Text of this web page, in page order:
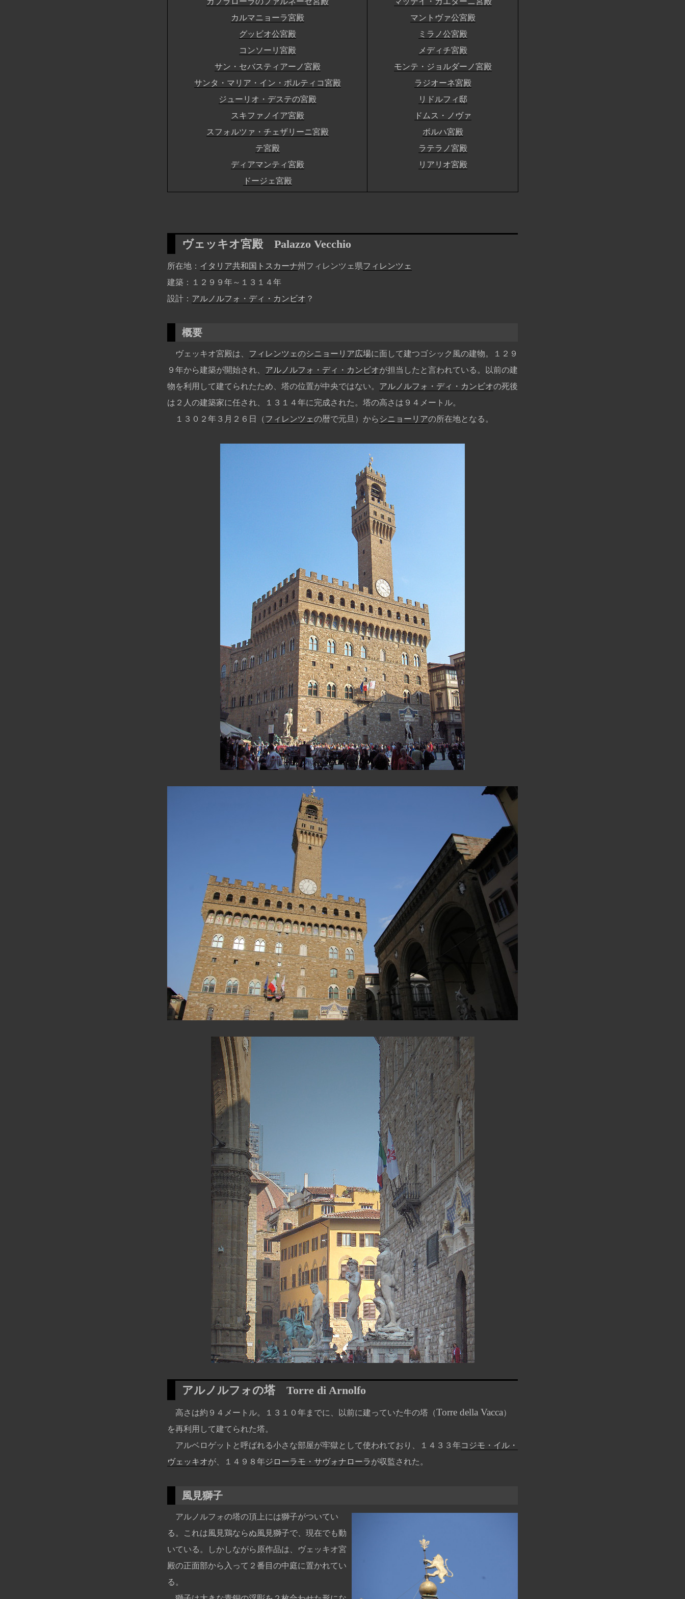
カルマニョーラ宮殿
グッビオ公宮殿
コンソーリ宮殿
サン・セバスティアーノ宮殿
サンタ・マリア・イン・ポルティコ宮殿
ジューリオ・デステの宮殿
スキファノイア宮殿
スフォルツァ・チェザリーニ宮殿
テ宮殿
ディアマンティ宮殿
ドージェ宮殿
マントヴァ公宮殿
ミラノ公宮殿
メディチ宮殿
モンテ・ジョルダーノ宮殿
ラジオーネ宮殿
リドルフィ邸
ドムス・ノヴァ
ボルハ宮殿
ラテラノ宮殿
リアリオ宮殿
ヴェッキオ宮殿 Palazzo Vecchio
所在地 イタリア共和国 トスカーナ州フィレンツェ県フィレンツェ
建築
１２９９年～１３１４年
設計
アルノルフォ・ディ・カンビオ ？
概要
ヴェッキオ宮殿は、 フィレンツェのシニョーリア広場に面して建つゴシック風の建物。１２９
９年から建築が開始され、 アルノルフォ・ディ・カンビオが担当したと言われている。以前の建
物を利用して建てられたため、塔の位置が中央ではない。 アルノルフォ・ディ・カンビオの死後
は２人の建築家に任され、１３１４年に完成された。塔の高さは９４メートル。
１３０２年３月２６日（フィレンツェの暦で元旦）から シニョーリアの所在地となる。
アルノルフォの塔 Torre di Arnolfo
高さは約９４メートル。１３１０年までに、以前に建っていた牛の塔（Torre della Vacca）
を再利用して建てられた塔。
アルベロゲットと呼ばれる小さな部屋が牢獄として使われており、１４３３年コジモ・イル・
ヴェッキオが、１４９８年ジローラモ・サヴォナローラが収監された。
風見獅子
アルノルフォの塔の頂上には獅子がついてい
る。これは風見鶏ならぬ風見獅子で、現在でも動
いている。しかしながら原作品は、ヴェッキオ宮
殿の正面部から入って２番目の中庭に置かれてい
る。